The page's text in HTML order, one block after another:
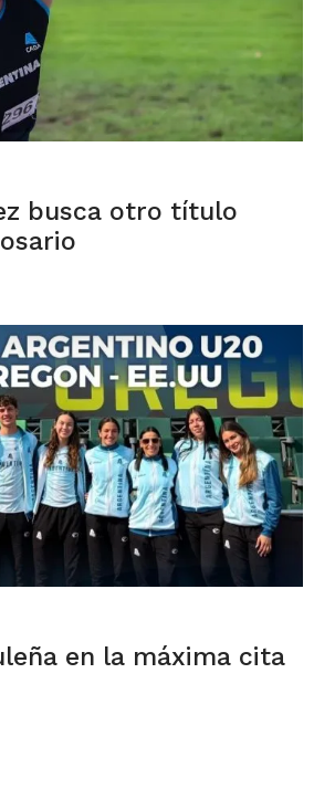
busca otro título
en la máxima cita